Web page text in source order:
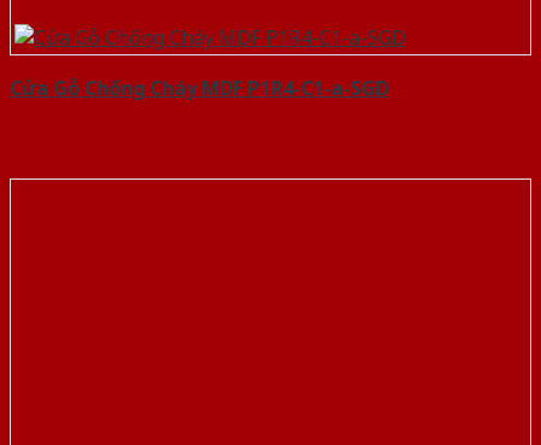
Cửa Gỗ Chống Cháy MDF P1R4-C1-a-SGD